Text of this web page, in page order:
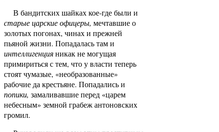
В бандитских шайках кое-где были и
старые царские офицеры, мечтавшие о
золотых погонах, чинах и прежней
пьяной жизни. Попадалась там и
интеллигенцияникак не могущая
примириться с тем, что у власти теперь
стоят чумазые, «необразованные»
рабочие да крестьяне. Попадались и
попики, замаливавшие перед «царем
небесным» земной грабеж антоновских
громил.